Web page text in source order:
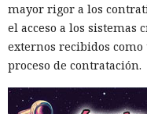
mayor rigor a los
el acceso a los sistemas
externos recibidos
proceso de contratación.